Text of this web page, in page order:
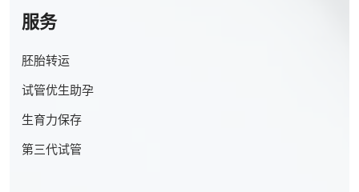
服务
胚胎转运
试管优生助孕
生育力保存
第三代试管